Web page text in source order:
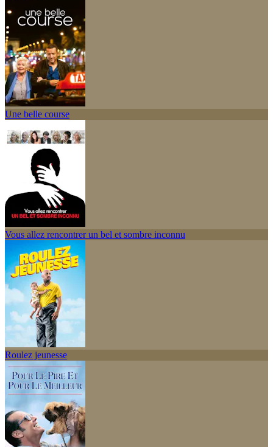
Une belle course
Vous allez rencontrer un bel et sombre inconnu
Roulez jeunesse